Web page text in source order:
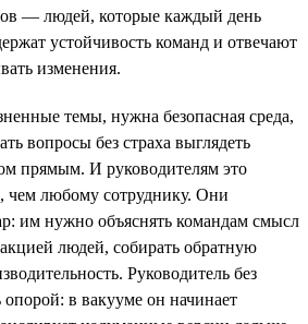
— людей, которые каждый день
устойчивость команд и отвечают
изменения.
темы, нужна безопасная среда,
вопросы без страха выглядеть
прямым. И руководителям это
чем любому сотруднику. Они
им нужно объяснять командам смысл
людей, собирать обратную
Руководитель без
в вакууме он начинает